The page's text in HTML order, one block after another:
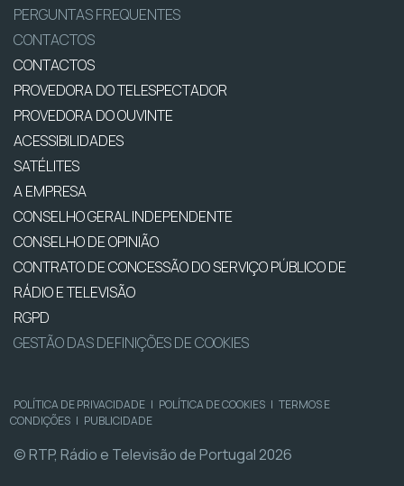
PERGUNTAS FREQUENTES
CONTACTOS
CONTACTOS
PROVEDORA DO TELESPECTADOR
PROVEDORA DO OUVINTE
ACESSIBILIDADES
SATÉLITES
A EMPRESA
CONSELHO GERAL INDEPENDENTE
CONSELHO DE OPINIÃO
CONTRATO DE CONCESSÃO DO SERVIÇO PÚBLICO DE
RÁDIO E TELEVISÃO
RGPD
GESTÃO DAS DEFINIÇÕES DE COOKIES
POLÍTICA DE PRIVACIDADE | POLÍTICA DE COOKIES | TERMOS E
CONDIÇÕES | PUBLICIDADE
© RTP, Rádio e Televisão de Portugal 2026